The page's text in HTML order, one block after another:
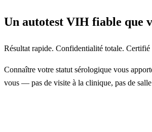
Un autotest VIH fiable que
Résultat rapide. Confidentialité totale. Certifié
Connaître votre statut sérologique vous
vous — pas de visite à la clinique, pas de